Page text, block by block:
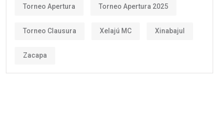
Torneo Apertura Torneo Apertura 2025
Torneo Clausura Xelajú MC Xinabajul
Zacapa